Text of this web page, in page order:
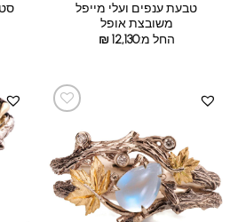
טבעת ענפים ועלי מייפל
משובצת אופל
החל מ:
₪12,130